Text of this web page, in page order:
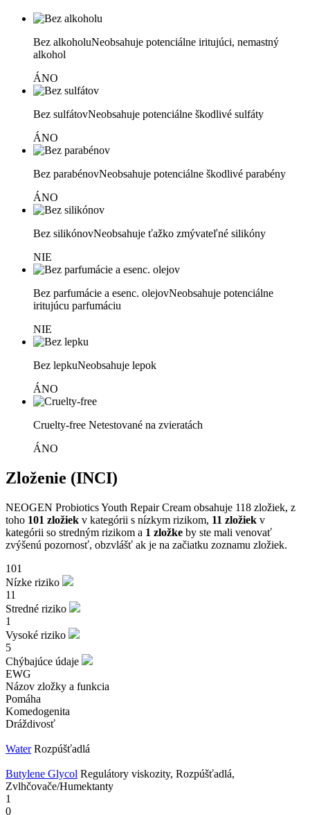
Bez alkoholuNeobsahuje potenciálne iritujúci, nemastný
alkohol
ÁNO
Bez sulfátovNeobsahuje potenciálne škodlivé sulfáty
ÁNO
Bez parabénovNeobsahuje potenciálne škodlivé parabény
ÁNO
Bez silikónovNeobsahuje ťažko zmývateľné silikóny
NIE
Bez parfumácie a esenc. olejovNeobsahuje potenciálne
iritujúcu parfumáciu
NIE
Bez lepkuNeobsahuje lepok
ÁNO
Cruelty-free Netestované na zvieratách
ÁNO
Zloženie (INCI)
NEOGEN Probiotics Youth Repair Cream obsahuje 118 zložiek, z
toho 101 zložiek v kategórii s nízkym rizikom, 11 zložiek v
kategórii so stredným rizikom a 1 zložke by ste mali venovať
zvýšenú pozornosť, obzvlášť ak je na začiatku zoznamu zložiek.
101
Nízke riziko
11
Stredné riziko
1
Vysoké riziko
5
Chýbajúce údaje
EWG
Názov zložky a funkcia
Pomáha
Komedogenita
Dráždivosť
Water Rozpúšťadlá
Butylene Glycol Regulátory viskozity, Rozpúšťadlá,
Zvlhčovače/Humektanty
1
0